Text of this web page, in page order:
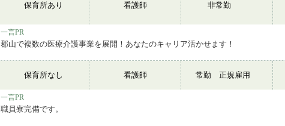
保育所あり 看護師 非常勤
一言PR
郡山で複数の医療介護事業を展開！あなたのキャリア活かせます！
保育所なし 看護師 常勤 正規雇用
一言PR
職員寮完備です。